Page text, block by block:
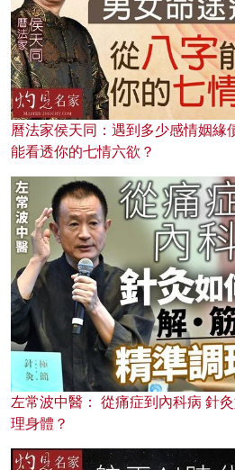
曆法家侯天同：遇到多少感情姻緣
能看透你的七情六欲？
左常波中醫： 從痛症到內科病 針
理身體？